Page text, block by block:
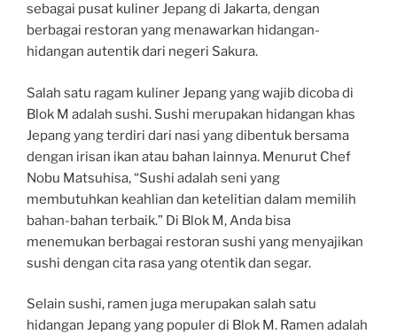
sebagai pusat kuliner Jepang di Jakarta, dengan
berbagai restoran yang menawarkan hidangan-
hidangan autentik dari negeri Sakura.
Salah satu ragam kuliner Jepang yang wajib dicoba di
Blok M adalah sushi. Sushi merupakan hidangan khas
Jepang yang terdiri dari nasi yang dibentuk bersama
dengan irisan ikan atau bahan lainnya. Menurut Chef
Nobu Matsuhisa, “Sushi adalah seni yang
membutuhkan keahlian dan ketelitian dalam memilih
bahan-bahan terbaik.” Di Blok M, Anda bisa
menemukan berbagai restoran sushi yang menyajikan
sushi dengan cita rasa yang otentik dan segar.
Selain sushi, ramen juga merupakan salah satu
hidangan Jepang yang populer di Blok M. Ramen adalah